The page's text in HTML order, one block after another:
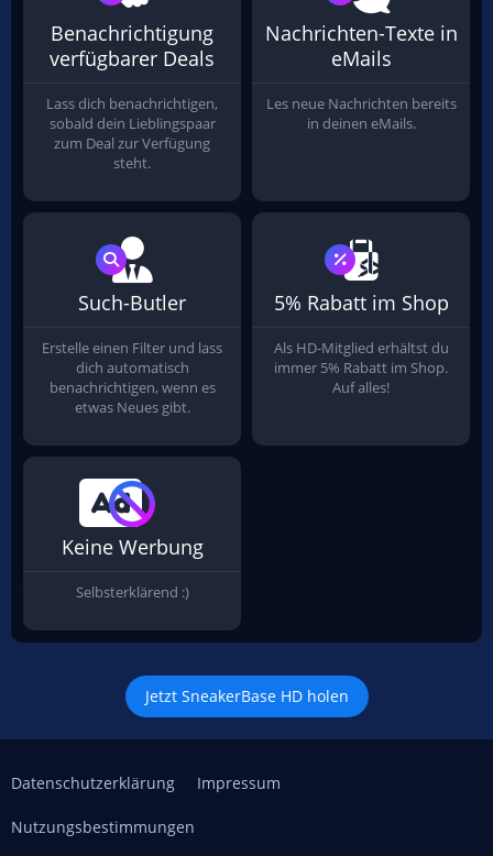
Benachrichtigung
verfügbarer Deals
Lass dich benachrichtigen,
sobald dein Lieblingspaar
zum Deal zur Verfügung
steht.
Nachrichten-Texte in
eMails
Les neue Nachrichten bereits
in deinen eMails.
Such-Butler
Erstelle einen Filter und lass
dich automatisch
benachrichtigen, wenn es
etwas Neues gibt.
5% Rabatt im Shop
Als HD-Mitglied erhältst du
immer 5% Rabatt im Shop.
Auf alles!
Keine Werbung
Selbsterklärend :)
Jetzt SneakerBase HD holen
Datenschutzerklärung Impressum
Nutzungsbestimmungen